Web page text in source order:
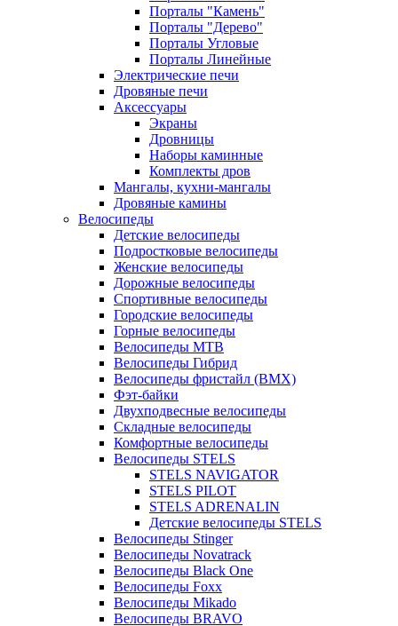
Порталы "Камень"
Порталы "Дерево"
Порталы Угловые
Порталы Линейные
Электрические печи
Дровяные печи
Аксессуары
Экраны
Дровницы
Наборы каминные
Комплекты дров
Мангалы, кухни-мангалы
Дровяные камины
Велосипеды
Детские велосипеды
Подростковые велосипеды
Женские велосипеды
Дорожные велосипеды
Спортивные велосипеды
Городские велосипеды
Горные велосипеды
Велосипеды MTB
Велосипеды Гибрид
Велосипеды фристайл (BMX)
Фэт-байки
Двухподвесные велосипеды
Складные велосипеды
Комфортные велосипеды
Велосипеды STELS
STELS NAVIGATOR
STELS PILOT
STELS ADRENALIN
Детские велосипеды STELS
Велосипеды Stinger
Велосипеды Novatrack
Велосипеды Black One
Велосипеды Foxx
Велосипеды Mikado
Велосипеды BRAVO